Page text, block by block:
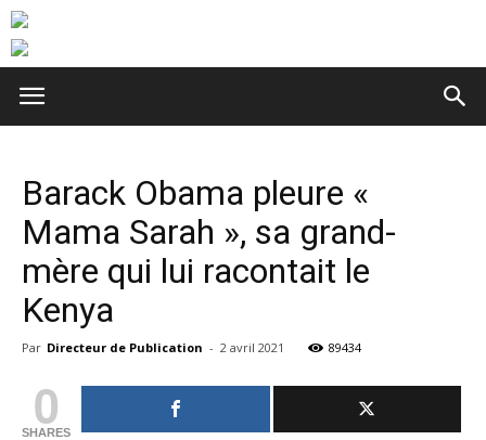
Barack Obama pleure «
Mama Sarah », sa grand-
mère qui lui racontait le
Kenya
Par Directeur de Publication - 2 avril 2021 89434
0
SHARES